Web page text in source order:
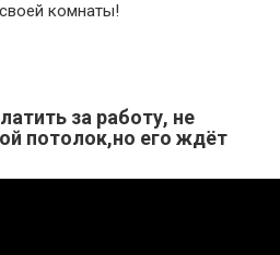
комнаты!
за работу, не
потолок,но его ждёт